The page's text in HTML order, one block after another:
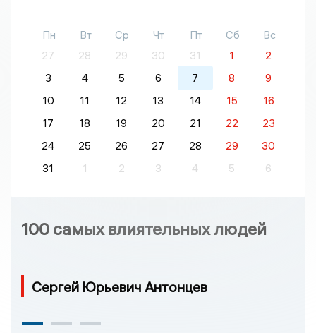
Пн Вт Ср Чт Пт Сб
Вс
27
28 29 30 31 1
2
3
4 5 6 7 8
9
10
11 12 13 14 15
16
17
18 19 20 21 22
23
24
25 26 27 28 29
30
31
1 2 3 4 5 6
100 самых влиятельных людей
Сергей Юрьевич Антонцев